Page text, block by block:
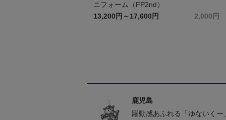
ニフォーム（FP2nd）
13,200円～17,600円
2,000円
鹿児島
躍動感あふれる「ゆないく